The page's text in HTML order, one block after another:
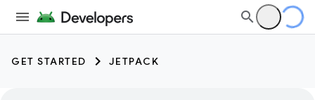
GET STARTED JETPACK